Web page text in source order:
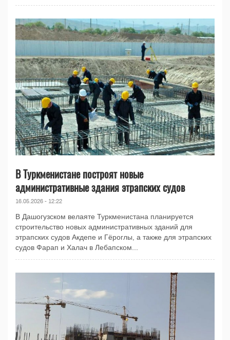
В Туркменистане построят новые
административные здания этрапских судов
16.05.2026 - 12:22
В Дашогузском велаяте Туркменистана планируется
строительство новых административных зданий для
этрапских судов Акдепе и Гёроглы, а также для этрапских
судов Фарап и Халач в Лебапском...